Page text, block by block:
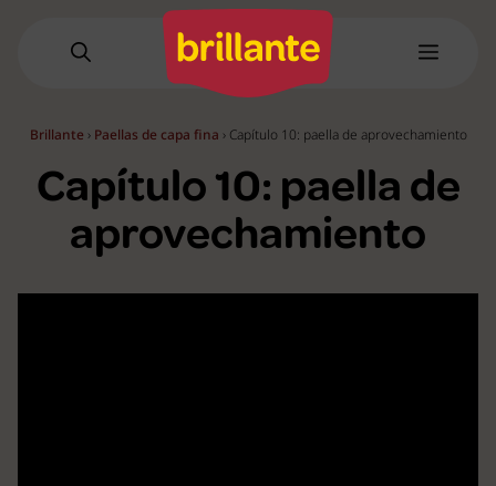
Menú
Brillante › Paellas de capa fina › Capítulo 10: paella de aprovechamiento
Capítulo 10: paella de
aprovechamiento